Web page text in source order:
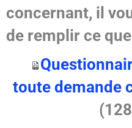
concernant, il
de remplir ce
toute demande